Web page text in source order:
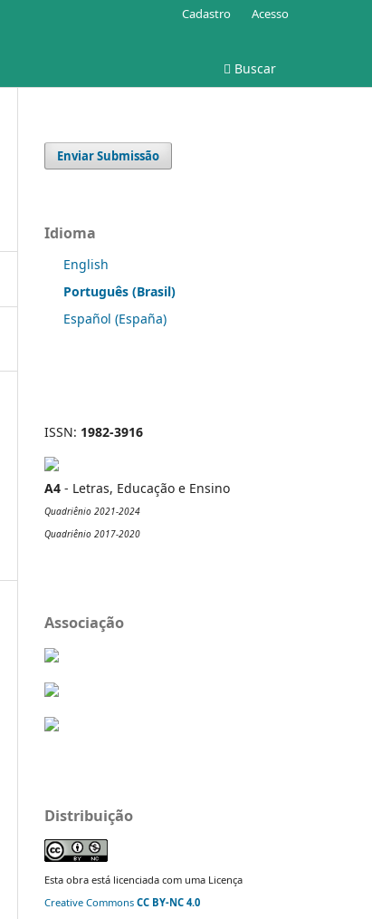
Buscar
Cadastro Acesso
Enviar Submissão
Idioma
English
Português (Brasil)
Español (España)
ISSN: 1982-3916
A4 - Letras, Educação e Ensino
Quadriênio 2021-2024
Quadriênio 2017-2020
Associação
Distribuição
Esta obra está licenciada com uma Licença
Creative Commons CC BY-NC 4.0